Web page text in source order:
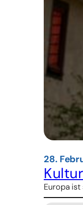
28.
Europa ist